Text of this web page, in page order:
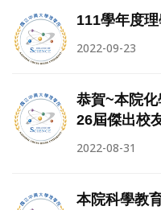
111學年度
2022-09-23
恭賀~本院
26屆傑出校友
2022-08-31
本院科學教